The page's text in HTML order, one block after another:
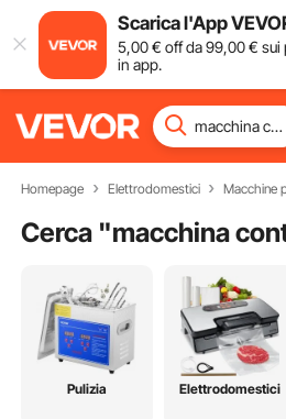
Scarica l'App
5,00€ off da99,00€ sui
in app.
Homepage Elettrodomestici Macchine
Cerca "
Pulizia Elettrodomestici